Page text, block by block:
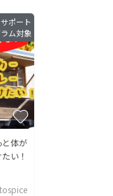
ポート
ム対象
体が
い！